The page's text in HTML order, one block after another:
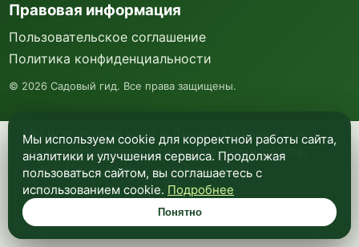
Мы используем куки и Яндекс Метрику для
анализа посещаемости и улучшения работы
сайта. Подробнее —в политике
конфиденциальности.
Понятно
Правовая информация
Пользовательское соглашение
Политика конфиденциальности
© 2026 Садовый гид. Все права защищены.
Мы используем cookie для корректной работы сайта,
аналитики и улучшения сервиса. Продолжая
пользоваться сайтом, вы соглашаетесь с
использованием cookie. Подробнее
Понятно